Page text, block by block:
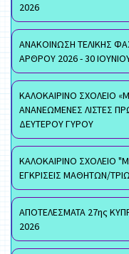
2026
ΑΝΑΚΟΙΝΩΣΗ ΤΕΛΙΚΗΣ
ΑΡΘΡΟΥ 2026 - 30
ΚΑΛΟΚΑΙΡΙΝΟ ΣΧΟΛΕΙΟ
ΑΝΑΝΕΩΜΕΝΕΣ ΛΙΣΤΕΣ
ΔΕΥΤΕΡΟΥ ΓΥΡΟΥ
ΚΑΛΟΚΑΙΡΙΝΟ ΣΧΟΛΕΙΟ
ΕΓΚΡΙΣΕΙΣ ΜΑΘΗΤΩΝ/
ΑΠΟΤΕΛΕΣΜΑΤΑ 27ης
2026